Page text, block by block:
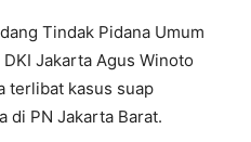
Tindak Pidana Umum
Jakarta Agus Winoto
terlibat kasus suap
di PN Jakarta Barat.